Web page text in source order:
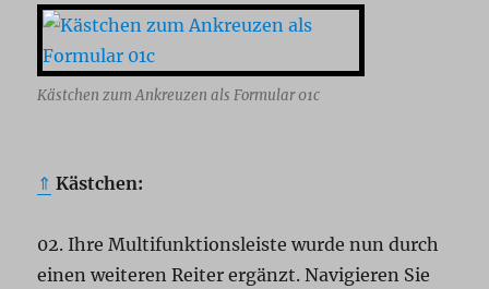
Kästchen zum Ankreuzen als Formular 01c
⇑ Kästchen:
02. Ihre Multifunktionsleiste wurde nun durch
einen weiteren Reiter ergänzt. Navigieren Sie